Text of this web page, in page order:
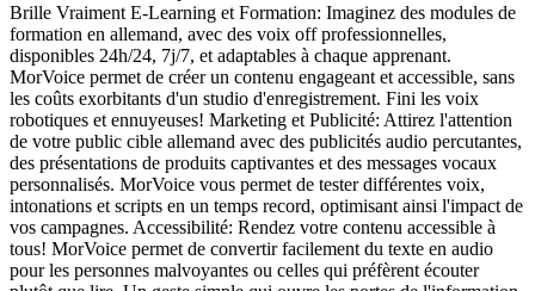
Brille Vraiment E-Learning et Formation: Imaginez des modules de
formation en allemand, avec des voix off professionnelles,
disponibles 24h/24, 7j/7, et adaptables à chaque apprenant.
MorVoice permet de créer un contenu engageant et accessible, sans
les coûts exorbitants d'un studio d'enregistrement. Fini les voix
robotiques et ennuyeuses! Marketing et Publicité: Attirez l'attention
de votre public cible allemand avec des publicités audio percutantes,
des présentations de produits captivantes et des messages vocaux
personnalisés. MorVoice vous permet de tester différentes voix,
intonations et scripts en un temps record, optimisant ainsi l'impact de
vos campagnes. Accessibilité: Rendez votre contenu accessible à
tous! MorVoice permet de convertir facilement du texte en audio
pour les personnes malvoyantes ou celles qui préfèrent écouter